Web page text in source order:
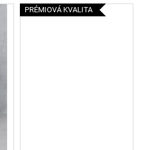
PRÉMIOVÁ KVALITA